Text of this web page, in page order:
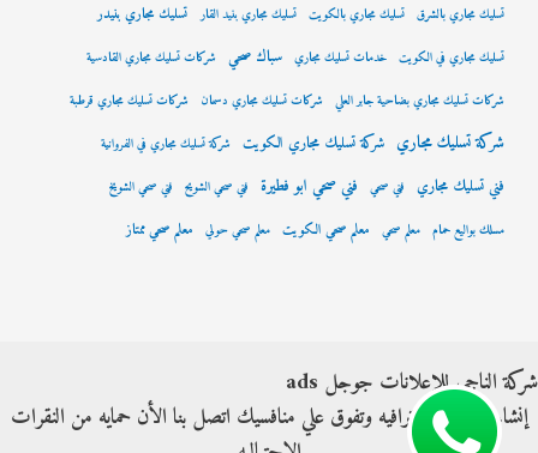
تسليك مجاري بالشرق تسليك مجاري بالكويت تسليك مجاري بنيد القار تسليك مجاري بنيدر
تسليك مجاري في الكويت خدمات تسليك مجاري سباك صحي شركات تسليك مجاري القادسية
شركات تسليك مجاري بضاحية جابر العلي شركات تسليك مجاري دسمان شركات تسليك مجاري قرطبة
شركة تسليك مجاري شركة تسليك مجاري الكويت شركة تسليك مجاري في الفروانية
فني تسليك مجاري فني صحي فني صحي ابو فطيرة فني صحي الشويح فني صحي الشويخ
مسلك بواليع حمام معلم صحي معلم صحي الكويت معلم صحي حولي معلم صحي ممتاز
شركة الناجي للإعلانات جوجل ads
إنشاء حملات إحترافيه وتفوق علي منافسيك اتصل بنا الأن حمايه من النقرات